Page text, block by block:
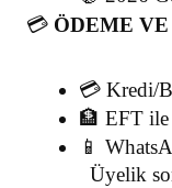
💳 ÖDEME
💳 Kredi/
🏦 EFT ile
📱
Üyelik